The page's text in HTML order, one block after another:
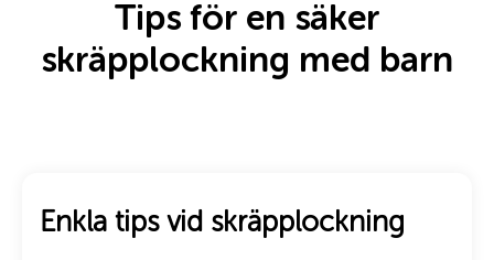
Tips för en säker
skräpplockning med barn
Enkla tips vid skräpplockning